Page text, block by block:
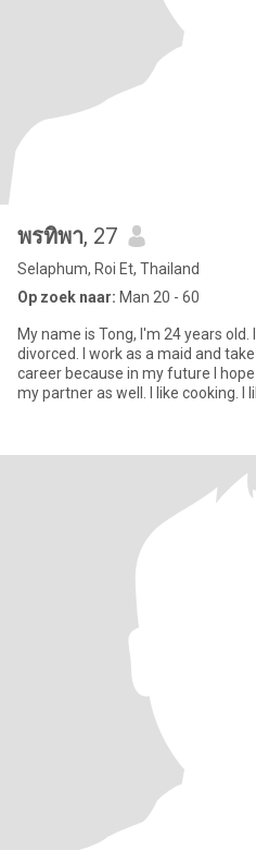
พรทิพา, 27
Selaphum, Roi Et, Thailand
Op zoek naar: Man 20 - 60
My name is Tong, I'm 24 years
divorced. I work as a maid and
career because in my future I
my partner as well. I like cooking. I